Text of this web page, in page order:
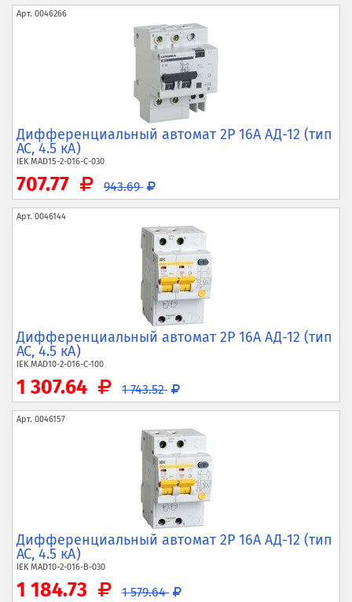
Арт. 0046266
Дифференциальный автомат 2P 16А АД-12 (тип
AC, 4.5 кА)
IEKMAD15-2-016-C-030
707.77 943.69
Арт. 0046144
Дифференциальный автомат 2P 16А АД-12 (тип
AC, 4.5 кА)
IEKMAD10-2-016-C-100
1 307.64 1 743.52
Арт. 0046157
Дифференциальный автомат 2P 16А АД-12 (тип
AC, 4.5 кА)
IEKMAD10-2-016-B-030
1 184.73 1 579.64